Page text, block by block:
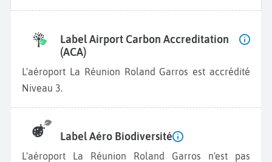
Label Airport Carbon Accreditation
(ACA)
L'aéroport La Réunion Roland Garros est accrédité
Niveau 3.
Label Aéro Biodiversité
L'aéroport La Réunion Roland Garros n'est pas